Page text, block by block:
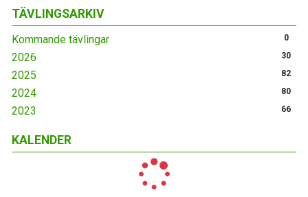
TÄVLINGSARKIV
Kommande tävlingar 0
2026 30
2025 82
2024 80
2023 66
KALENDER